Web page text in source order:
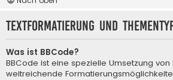
Textformatierung und
Was ist BBCode?
BBCode ist eine spezielle Umsetzung von
weitreichende